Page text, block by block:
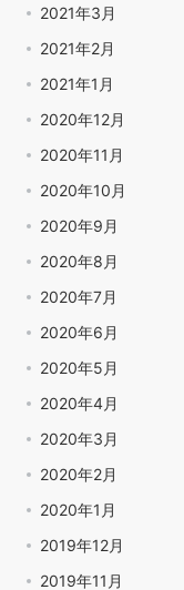
2021年3月
2021年2月
2021年1月
2020年12月
2020年11月
2020年10月
2020年9月
2020年8月
2020年7月
2020年6月
2020年5月
2020年4月
2020年3月
2020年2月
2020年1月
2019年12月
2019年11月